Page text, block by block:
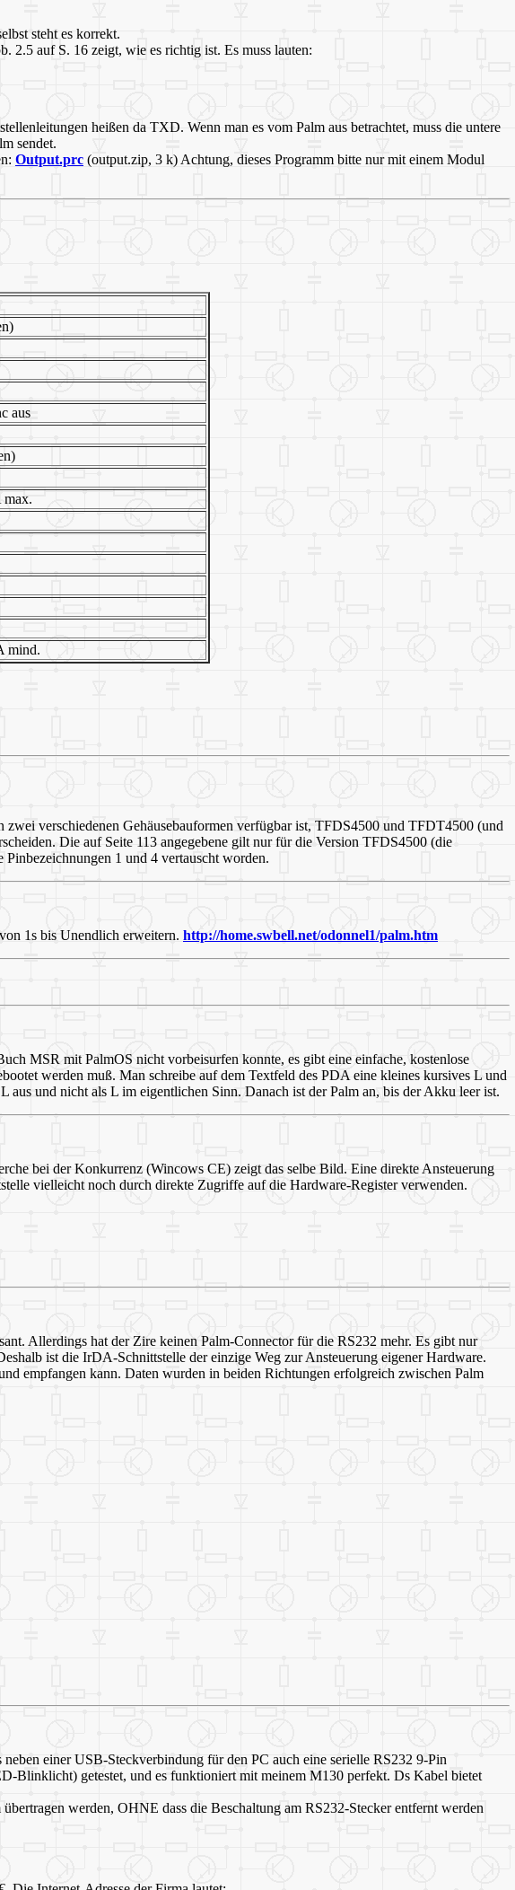
steht es korrekt.
auf S. 16 zeigt, wie es richtig ist. Es muss lauten:
heißen da TXD. Wenn man es vom Palm aus betrachtet, muss die untere
sendet.
Output.prc (output.zip, 3 k) Achtung, dieses Programm bitte nur mit einem Modul
aus
mind.
verschiedenen Gehäusebauformen verfügbar ist, TFDS4500 und TFDT4500 (und
Die auf Seite 113 angegebene gilt nur für die Version TFDS4500 (die
1 und 4 vertauscht worden.
1s bis Unendlich erweitern. http://home.swbell.net/odonnel1/palm.htm
MSR mit PalmOS nicht vorbeisurfen konnte, es gibt eine einfache, kostenlose
werden muß. Man schreibe auf dem Textfeld des PDA eine kleines kursives L und
und nicht als L im eigentlichen Sinn. Danach ist der Palm an, bis der Akku leer ist.
bei der Konkurrenz (Wincows CE) zeigt das selbe Bild. Eine direkte Ansteuerung
vielleicht noch durch direkte Zugriffe auf die Hardware-Register verwenden.
Allerdings hat der Zire keinen Palm-Connector für die RS232 mehr. Es gibt nur
ist die IrDA-Schnittstelle der einzige Weg zur Ansteuerung eigener Hardware.
empfangen kann. Daten wurden in beiden Richtungen erfolgreich zwischen Palm
einer USB-Steckverbindung für den PC auch eine serielle RS232 9-Pin
Blinklicht) getestet, und es funktioniert mit meinem M130 perfekt. Ds Kabel bietet
werden, OHNE dass die Beschaltung am RS232-Stecker entfernt werden